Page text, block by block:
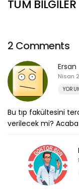
TÜM BİLGİLER
2 Comments
Ersan
Nisan
Bu tıp fakültesini
verilecek mi?